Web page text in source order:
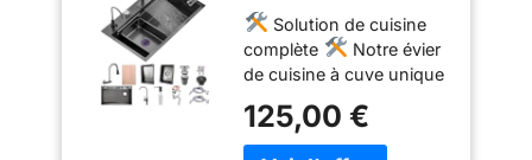
effort entre les modes
normal et cascade avec
un seul bouton, et
profitez de la flexibilité
d'un design extractible
s'étendant jusqu'à 350
Evier Multifonction
Inoxydable Avec
Robinet, Évier
Affichage
Numérique, Evier
De Cuisine Nano
Solution de cuisine
complète
Notre évier
de cuisine à cuve unique
mm de profondeur,
parfait pour accueillir de
125,00 €